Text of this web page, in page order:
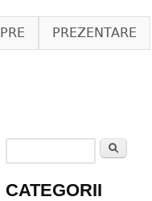
PREZENTARE
Search form
CATEGORII